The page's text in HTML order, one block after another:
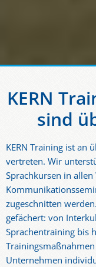
KERN
sind
KERN Training ist an
vertreten. Wir
Sprachkursen in
zugeschnitten
gefächert: von
Sprachentraining bis
Unternehmen